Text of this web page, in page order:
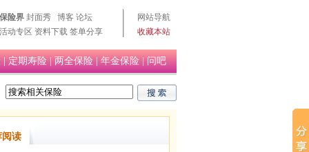
保险界 封面秀 博客 论坛
活动专区 资料下载 签单分享
网站导航
收藏本站
|定期寿险|两全保险|年金保险|问吧
阅读